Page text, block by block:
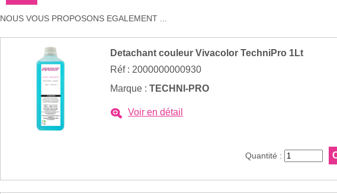
NOUS VOUS PROPOSONS EGALEMENT ...
Detachant couleur Vivacolor TechniPro 1Lt
Réf : 2000000000930
Marque : TECHNI-PRO
Voir en détail
Quantité :